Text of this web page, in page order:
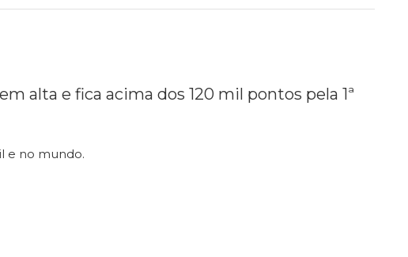
alta e fica acima dos 120 mil pontos pela 1ª
e no mundo.